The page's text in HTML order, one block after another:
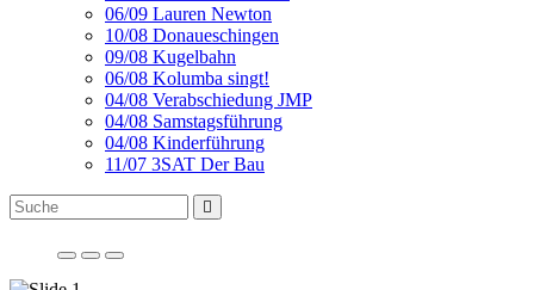
06/09 Lauren Newton
10/08 Donaueschingen
09/08 Kugelbahn
06/08 Kolumba singt!
04/08 Verabschiedung JMP
04/08 Samstagsführung
04/08 Kinderführung
11/07 3SAT Der Bau